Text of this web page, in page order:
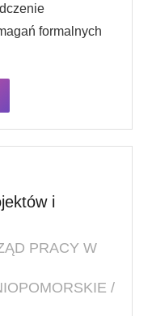
formalnych
i
PRACY W
/